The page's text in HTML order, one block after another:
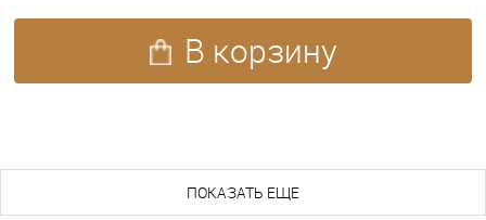
В корзину
ПОКАЗАТЬ ЕЩЕ